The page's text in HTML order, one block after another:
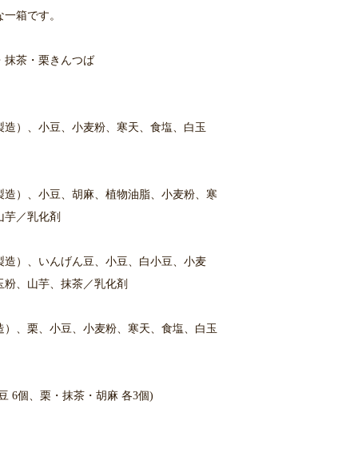
一箱です。
抹茶・栗きんつば
造）、小豆、小麦粉、寒天、食塩、白玉
造）、小豆、胡麻、植物油脂、小麦粉、寒
芋／乳化剤
造）、いんげん豆、小豆、白小豆、小麦
、山芋、抹茶／乳化剤
）、栗、小豆、小麦粉、寒天、食塩、白玉
6個、栗・抹茶・胡麻 各3個)